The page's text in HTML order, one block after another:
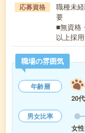
応募資格
職種未
要
■無資格
以上採
職場の雰囲気
年齢層
20代
男女比率
女性